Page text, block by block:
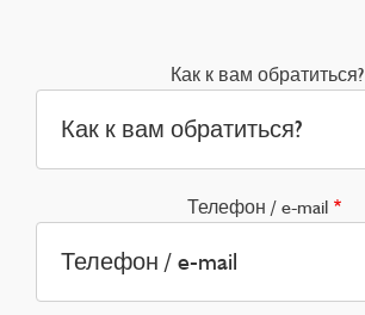
Как к вам обратиться?
Телефон / e-mail